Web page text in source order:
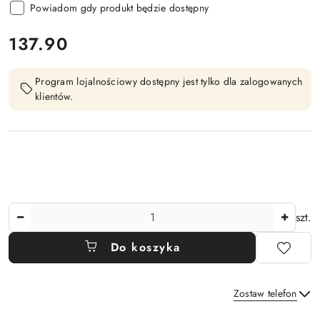
Powiadom gdy produkt będzie dostępny
cena:
137.90
Program lojalnościowy dostępny jest tylko dla zalogowanych
klientów.
szt.
Do koszyka
Zostaw telefon